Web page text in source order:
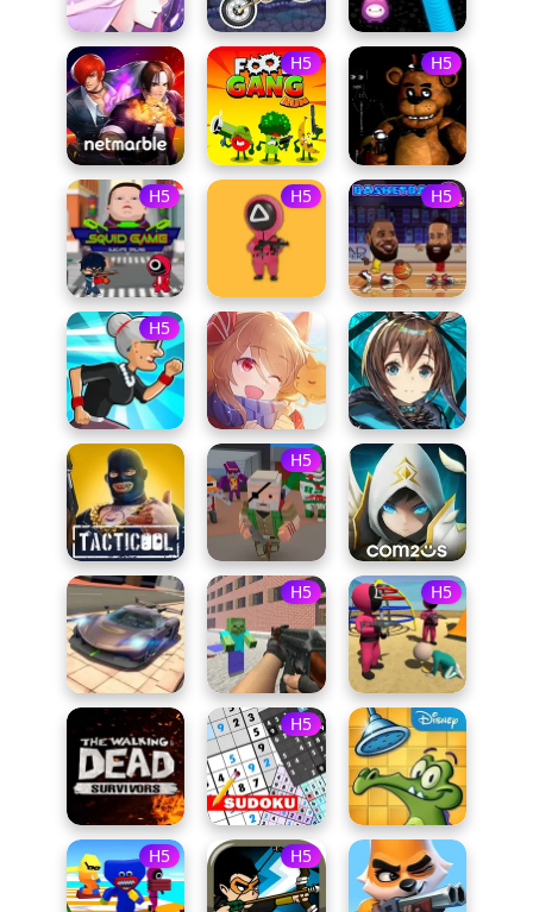
H5 H5
H5 H5 H5
H5
H5
H5 H5
H5
H5 H5